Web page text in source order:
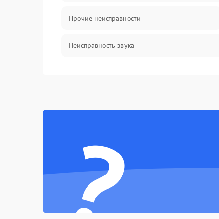
Прочие неисправности
Неисправность звука
?